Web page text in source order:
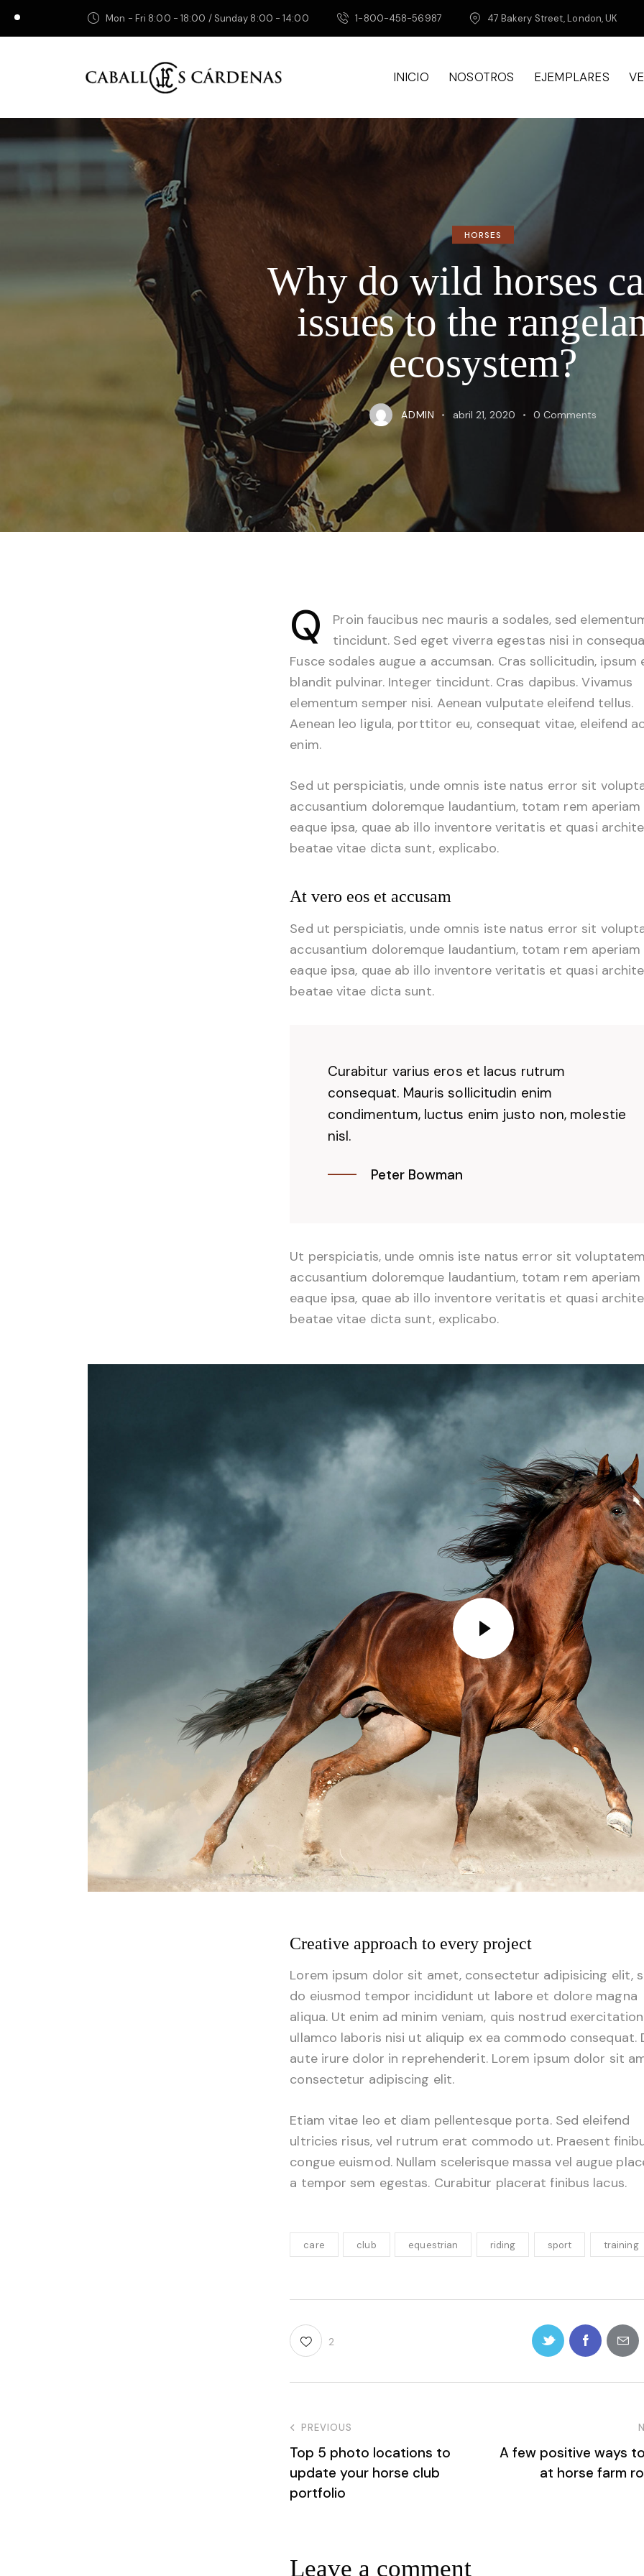
Mon - Fri 8:00 - 18:00 / Sunday 8:00 - 14:00 1-800-458-56987 47 Bakery Street, London, UK
INICIO NOSOTROS EJEMPLARES
HORSES
Why do wild horses
issues to the
ecosystem?
ADMIN abril 21, 2020 0 Comments
Q
Proin faucibus nec mauris a sodales, sed
tincidunt. Sed eget viverra egestas nisi in
Fusce sodales augue a accumsan. Cras sollicitudin, ipsum
blandit pulvinar. Integer tincidunt. Cras dapibus. Vivamus
elementum semper nisi. Aenean vulputate eleifend tellus.
Aenean leo ligula, porttitor eu, consequat vitae, eleifend
enim.
Sed ut perspiciatis, unde omnis iste natus error sit
accusantium doloremque laudantium, totam rem aperiam
eaque ipsa, quae ab illo inventore veritatis et quasi
beatae vitae dicta sunt, explicabo.
At vero eos et accusam
Sed ut perspiciatis, unde omnis iste natus error sit
accusantium doloremque laudantium, totam rem aperiam
eaque ipsa, quae ab illo inventore veritatis et quasi
beatae vitae dicta sunt.
Curabitur varius eros et lacus rutrum
consequat. Mauris sollicitudin enim
condimentum, luctus enim justo non, molestie
nisl.
Peter Bowman
Ut perspiciatis, unde omnis iste natus error sit
accusantium doloremque laudantium, totam rem aperiam
eaque ipsa, quae ab illo inventore veritatis et quasi
beatae vitae dicta sunt, explicabo.
Creative approach to every project
Lorem ipsum dolor sit amet, consectetur adipisicing elit,
do eiusmod tempor incididunt ut labore et dolore magna
aliqua. Ut enim ad minim veniam, quis nostrud exercitation
ullamco laboris nisi ut aliquip ex ea commodo consequat.
aute irure dolor in reprehenderit. Lorem ipsum dolor sit
consectetur adipiscing elit.
Etiam vitae leo et diam pellentesque porta. Sed eleifend
ultricies risus, vel rutrum erat commodo ut. Praesent
congue euismod. Nullam scelerisque massa vel augue
a tempor sem egestas. Curabitur placerat finibus lacus.
care club equestrian riding sport training
2
PREVIOUS
Top 5 photo locations to
update your horse club
portfolio
A few positive ways
at horse farm
Leave a comment